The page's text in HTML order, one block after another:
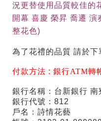
況更替使用品質較佳的
開幕 喜慶 榮昇 喬遷 演
整花色)
為了花禮的品質 請於
付款方法 :銀行ATM轉
銀行名稱：台新銀行 南
銀行代號：812
戶名：詩情花藝